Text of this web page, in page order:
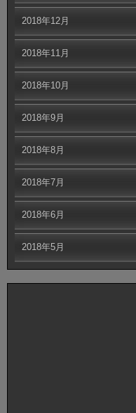
2018年12月
2018年11月
2018年10月
2018年9月
2018年8月
2018年7月
2018年6月
2018年5月